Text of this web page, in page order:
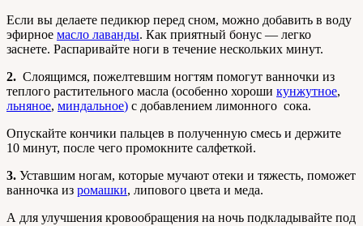
Если вы делаете педикюр перед сном, можно добавить в воду
эфирное масло лаванды. Как приятный бонус — легко
заснете. Распаривайте ноги в течение нескольких минут.
2. Слоящимся, пожелтевшим ногтям помогут ванночки из
теплого растительного масла (особенно хороши кунжутное,
льняное, миндальное) с добавлением лимонного сока.
Опускайте кончики пальцев в полученную смесь и держите
10 минут, после чего промокните салфеткой.
3. Уставшим ногам, которые мучают отеки и тяжесть, поможет
ванночка из ромашки, липового цвета и меда.
А для улучшения кровообращения на ночь подкладывайте под